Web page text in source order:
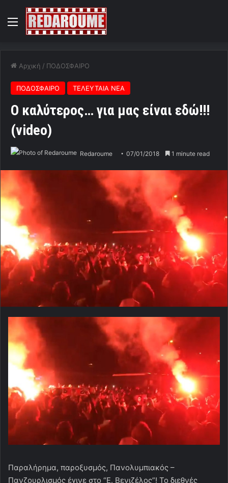
Menu
Αρχική / ΠΟΔΟΣΦΑΙΡΟ
ΠΟΔΟΣΦΑΙΡΟ ΤΕΛΕΥΤΑΙΑ ΝΕΑ
Ο καλύτερος… για μας είναι εδώ!!!
(video)
Redaroume 07/01/2018 1 minute read
Παραλήρημα, παροξυσμός, Πανολυμπιακός –
Πανζουρλισμός έγινε στο “Ε. Βενιζέλος”! Το διεθνές